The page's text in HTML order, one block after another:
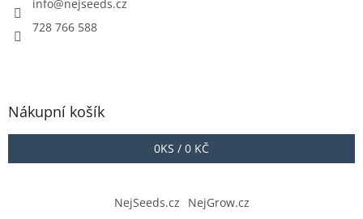
info@nejseeds.cz
728 766 588
Nákupní košík
0KS / 0 KČ
NejSeeds.cz NejGrow.cz